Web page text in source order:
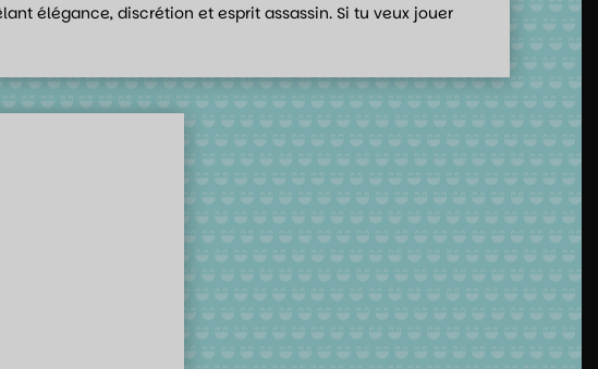
élégance, discrétion et esprit assassin. Si tu veux jouer